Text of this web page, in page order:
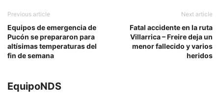
Previous article
Equipos de emergencia de
Pucón se prepararon para
altísimas temperaturas del
fin de semana
Next article
Fatal accidente en la ruta
Villarrica – Freire deja un
menor fallecido y varios
heridos
EquipoNDS